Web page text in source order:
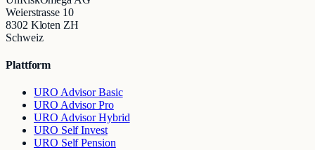
Weierstrasse 10
8302 Kloten ZH
Schweiz
Plattform
URO Advisor Basic
URO Advisor Pro
URO Advisor Hybrid
URO Self Invest
URO Self Pension